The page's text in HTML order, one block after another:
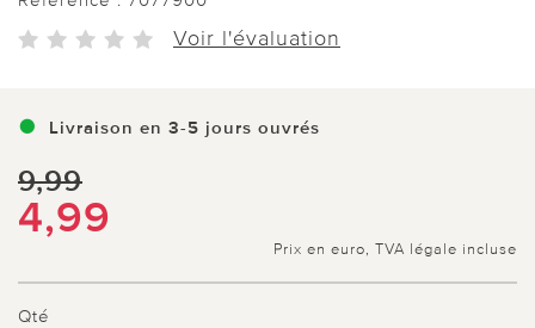
Voir l'évaluation
Livraison en 3-5 jours ouvrés
9,99
4,99
Prix en euro, TVA légale incluse
Qté